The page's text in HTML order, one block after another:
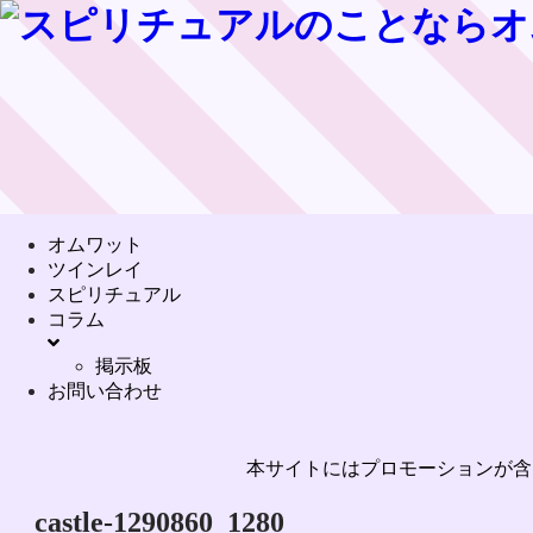
オムワット
ツインレイ
スピリチュアル
コラム
掲示板
お問い合わせ
本サイトにはプロモーションが
castle-1290860_1280